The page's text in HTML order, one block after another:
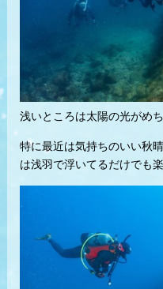
浅いところは太陽の光がめ
特に最近は気持ちのいい秋
は浅羽で浮いてるだけでも楽